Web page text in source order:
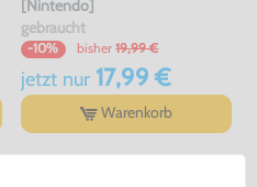
[Nintendo]
gebraucht
-10% bisher 19,99 €
jetzt nur17,99 €
Warenkorb